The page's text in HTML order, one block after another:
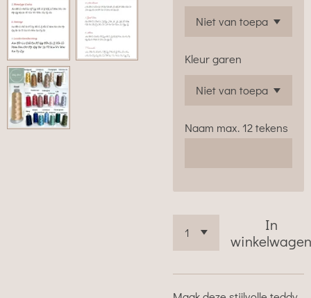
Kleur garen
Naam max. 12 tekens
In